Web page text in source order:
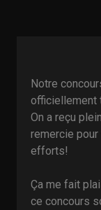
Notre
officiellement
On a reçu
remercie
efforts!
Ça me fait
ce concours